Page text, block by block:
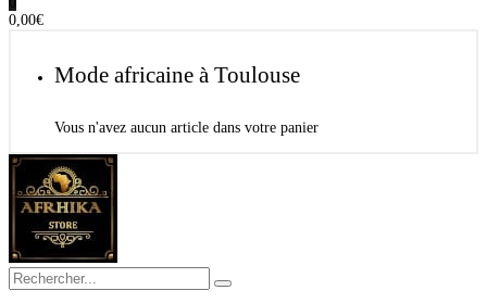
0,00€
Mode africaine à Toulouse
Vous n'avez aucun article dans votre panier